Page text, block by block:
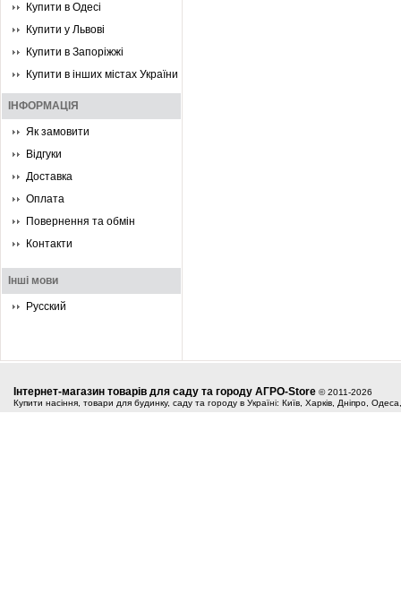
Купити в Одесі
Купити у Львові
Купити в Запоріжжі
Купити в інших містах України
ІНФОРМАЦІЯ
Як замовити
Відгуки
Доставка
Оплата
Повернення та обмін
Контакти
Інші мови
Русский
Інтернет-магазин товарів для саду та городу АГРО-Store © 2011-2026
Купити насіння, товари для будинку, саду та городу в Україні: Київ, Харків, Дніпро,